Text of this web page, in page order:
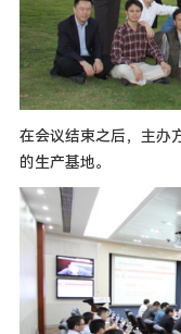
在会议结束之后，主办
的生产基地。